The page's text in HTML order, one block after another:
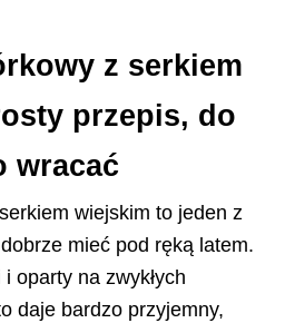
z serkiem
przepis, do
wracać
wiejskim to jeden z
mieć pod ręką latem.
oparty na zwykłych
daje bardzo przyjemny,